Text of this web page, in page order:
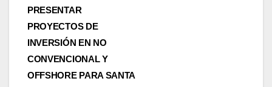
PRESENTAR
PROYECTOS DE
INVERSIÓN EN NO
CONVENCIONAL Y
OFFSHORE PARA SANTA